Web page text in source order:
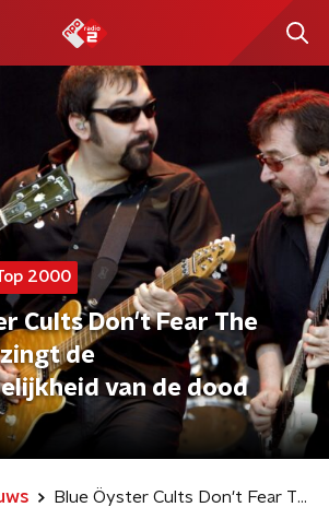
2000
Cults Don't Fear The
de
van de dood
Blue Öyster Cults Don't Fear The Reaper bezingt de onvermijdelijkheid van de dood